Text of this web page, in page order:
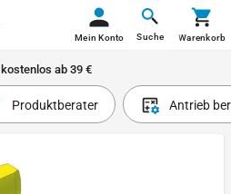
Suche
Mein Konto Warenkorb
kostenlos ab 39 €
Produktberater Antrieb